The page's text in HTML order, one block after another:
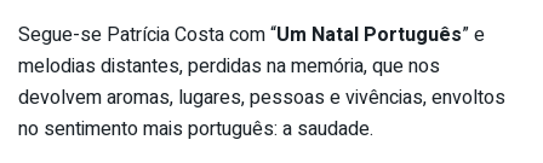
Segue-se Patrícia Costa com “Um Natal Português” e
melodias distantes, perdidas na memória, que nos
devolvem aromas, lugares, pessoas e vivências, envoltos
no sentimento mais português: a saudade.